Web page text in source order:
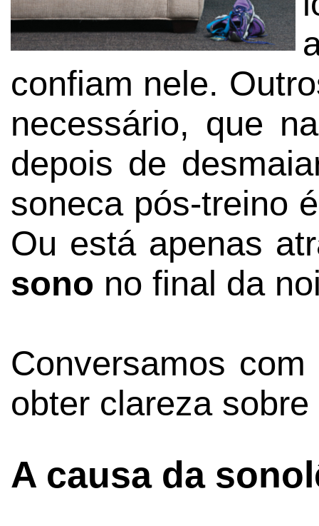
confiam nele.
necessário, que
depois de
soneca pós-treino
Ou está apenas
sono no final da
Conversamos
obter clareza
A causa da